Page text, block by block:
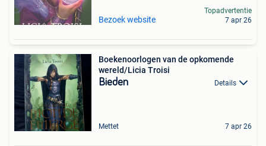
Bezoek website
Topadvertentie
7 apr 26
Boekenoorlogen van de opkomende
wereld/Licia Troisi
Bieden Details
Mettet 7 apr 26